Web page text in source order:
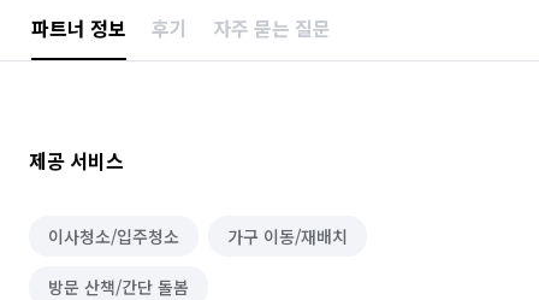
파트너 정보 후기 자주 묻는 질문
제공 서비스
이사청소/입주청소 가구 이동/재배치
방문 산책/간단 돌봄